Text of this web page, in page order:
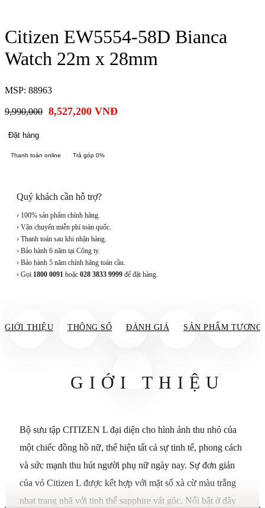
Citizen EW5554-58D Bianca
Watch 22m x 28mm
MSP: 88963
9,990,000 8,527,200 VNĐ
Đặt hàng
Thanh toán online Trả góp 0%
Quý khách cần hỗ trợ?
› 100% sản phẩm chính hãng.
› Vận chuyển miễn phí toàn quốc.
› Thanh toán sau khi nhận hàng.
› Bảo hành 6 năm tại Công ty.
› Bảo hành 5 năm chính hãng toàn cầu.
› Gọi 1800 0091 hoặc 028 3833 9999 để đặt hàng.
GIỚI THIỆU THÔNG SỐ ĐÁNH GIÁ SẢN PHẨM TƯƠNG
GIỚI THIỆU
Bộ sưu tập CITIZEN L đại diện cho hình ảnh thu nhỏ của
một chiếc đồng hồ nữ, thể hiện tất cả sự tinh tế, phong cách
và sức mạnh thu hút người phụ nữ ngày nay. Sự đơn giản
của vỏ Citizen L được kết hợp với mặt số xà cừ màu trắng
nhạt trang nhã với tinh thể sapphire vát góc. Nổi bật ở đây